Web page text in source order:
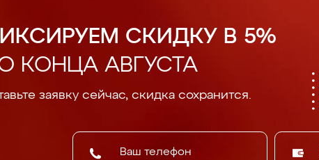
СКИДКУ В 5%
КОНЦА АВГУСТА
заявку сейчас, скидка сохранится.